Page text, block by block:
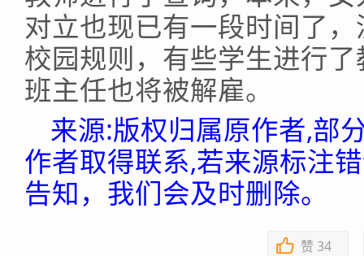
对立也现已有一段时间了
校园规则，有些学生进行
班主任也将被解雇。
来源:版权归属原作者,部
作者取得联系,若来源标注
告知，我们会及时删除。
赞 34